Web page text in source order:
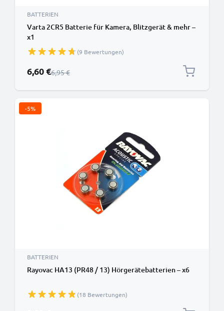
BATTERIEN
Varta 2CR5 Batterie für Kamera, Blitzgerät & mehr –
x1
(9 Bewertungen)
Sonderpreis
6,60 €Regulärer Preis
6,95 €
-5%
BATTERIEN
Rayovac HA13 (PR48 / 13) Hörgerätebatterien – x6
(18 Bewertungen)